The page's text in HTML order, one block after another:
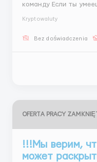
команду Если ты умеешь быстро отвечать,
с клиентами —
Kryptowaluty
Bez doświadczenia
OFERTA PRACY
!!!Мы верим,
может